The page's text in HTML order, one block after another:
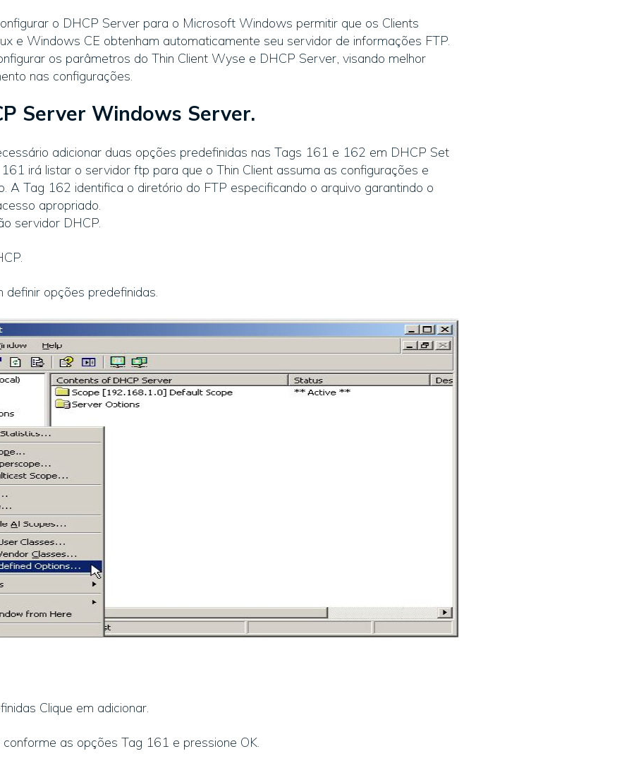
o DHCP Server para o Microsoft Windows permitir que os Clients
e Windows CE obtenham automaticamente seu servidor de informações FTP.
os parâmetros do Thin Client Wyse e DHCP Server, visando melhor
nas configurações.
Server Windows Server.
adicionar duas opções predefinidas nas Tags 161 e 162 em DHCP Set
irá listar o servidor ftp para que o Thin Client assuma as configurações e
A Tag 162 identifica o diretório do FTP especificando o arquivo garantindo o
apropriado.
servidor DHCP.
opções predefinidas.
Clique em adicionar.
as opções Tag 161 e pressione OK.